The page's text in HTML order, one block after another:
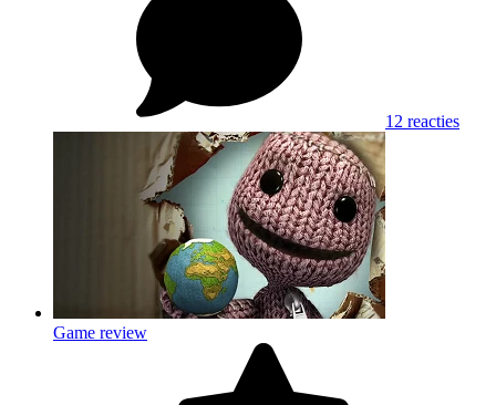
12 reacties
Game review